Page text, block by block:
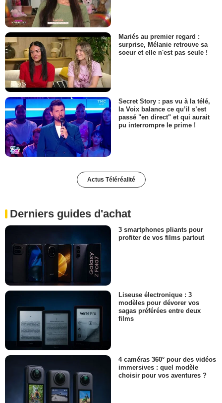
Mariés au premier regard :
surprise, Mélanie retrouve sa
soeur et elle n'est pas seule !
Secret Story : pas vu à la télé,
la Voix balance ce qu’il s’est
passé "en direct" et qui aurait
pu interrompre le prime !
Actus Téléréalité
Derniers guides d'achat
3 smartphones pliants pour
profiter de vos films partout
Liseuse électronique : 3
modèles pour dévorer vos
sagas préférées entre deux
films
4 caméras 360° pour des vidéos
immersives : quel modèle
choisir pour vos aventures ?